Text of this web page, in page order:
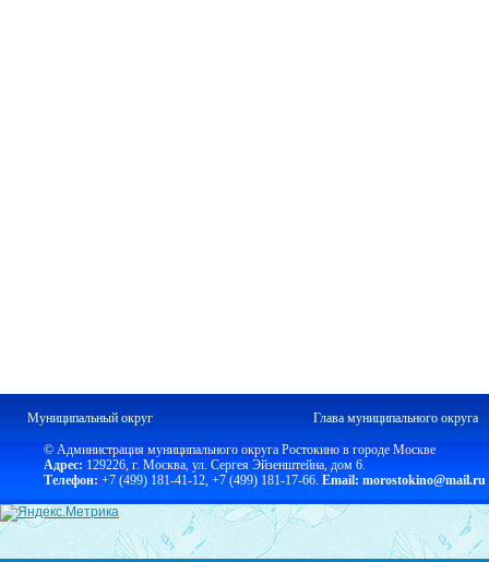
Муниципальный округ Глава муниципального округа
© Администрация муниципального округа Ростокино в городе Москве
Адрес: 129226, г. Москва, ул. Сергея Эйзенштейна, дом 6.
Телефон: +7 (499) 181-41-12, +7 (499) 181-17-66. Email: morostokino@mail.ru